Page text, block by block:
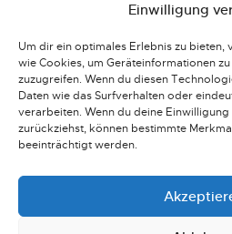
Einwilligung
Um dir ein optimales Erlebnis zu
wie Cookies, um Geräteinformationen
zuzugreifen. Wenn du diesen
Daten wie das Surfverhalten oder
verarbeiten. Wenn du deine
zurückziehst, können bestimmte
beeinträchtigt werden.
ABOUT
BLOG
SHOP